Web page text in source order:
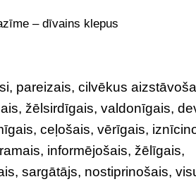
– dīvains klepus
pareizais, cilvēkus
žēlsirdīgais, valdonīgais,
ceļošais, vērīgais,
informējošais, žēlīgais,
sargātājs, nostiprinošais,